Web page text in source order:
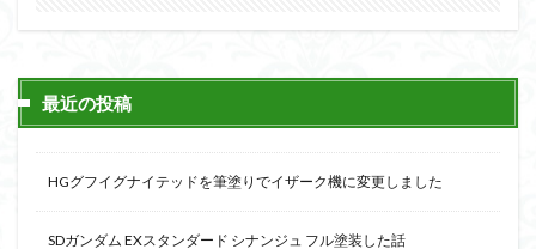
最近の投稿
HGグフイグナイテッドを筆塗りでイザーク機に変更しました
SDガンダム EXスタンダード シナンジュ フル塗装した話